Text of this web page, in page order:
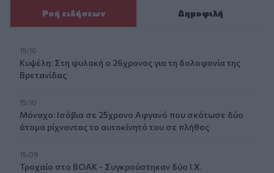
Ροή ειδήσεων Δημοφιλή
15:16
Κυψέλη: Στη φυλακή ο 26χρονος για τη δολοφονία της
Βρετανίδας
15:10
Μόναχο: Ισόβια σε 25χρονο Αφγανό που σκότωσε δύο
άτομα ρίχνοντας το αυτοκίνητό του σε πλήθος
15:09
Τροχαίο στο ΒΟΑΚ - Συγκρούστηκαν δύο Ι.Χ.